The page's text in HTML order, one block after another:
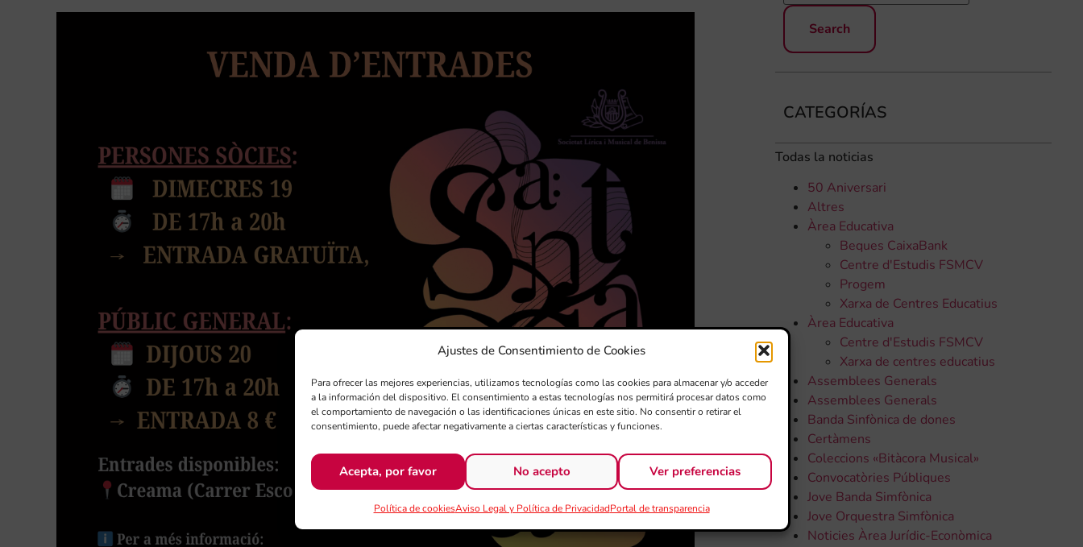
Ajustes de Consentimiento de Cookies
Para ofrecer las mejores experiencias, utilizamos tecnologías como las cookies para almacenar y/o acceder
a la información del dispositivo. El consentimiento a estas tecnologías nos permitirá procesar datos como
el comportamiento de navegación o las identificaciones únicas en este sitio. No consentir o retirar el
consentimiento, puede afectar negativamente a ciertas características y funciones.
Acepta, por favor No acepto Ver preferencias
Política de cookiesAviso Legal y Política de PrivacidadPortal de transparencia
CATEGORÍAS
Todas la noticias
50 Aniversari
Altres
Àrea Educativa
Beques CaixaBank
Centre d'Estudis FSMCV
Progem
Xarxa de Centres Educatius
Àrea Educativa
Centre d'Estudis FSMCV
Xarxa de centres educatius
Assemblees Generals
Assemblees Generals
Banda Sinfònica de dones
Certàmens
Coleccions «Bitàcora Musical»
Convocatòries Públiques
Jove Banda Simfònica
Jove Orquestra Simfònica
Noticies Àrea Jurídic-Econòmica